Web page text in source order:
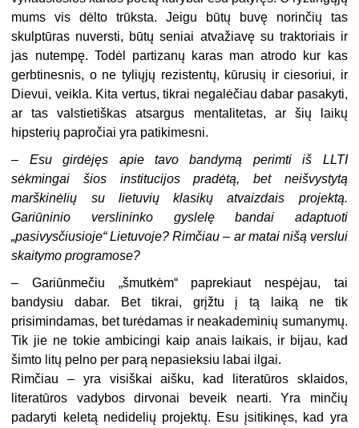
mums vis dėlto trūksta. Jeigu būtų buvę norinčių tas
skulptūras nuversti, būtų seniai atvažiavę su traktoriais ir
jas nutempę. Todėl partizanų karas man atrodo kur kas
gerbtinesnis, o ne tyliųjų rezistentų, kūrusių ir ciesoriui, ir
Dievui, veikla. Kita vertus, tikrai negalėčiau dabar pasakyti,
ar tas valstietiškas atsargus mentalitetas, ar šių laikų
hipsterių papročiai yra patikimesni.
– Esu girdėjęs apie tavo bandymą perimti iš LLTI
sėkmingai šios institucijos pradėtą, bet neišvystytą
marškinėlių su lietuvių klasikų atvaizdais projektą.
Gariūninio verslininko gyslelę bandai adaptuoti
„pasivysčiusioje“ Lietuvoje? Rimčiau – ar matai nišą verslui
skaitymo programose?
– Gariūnmečiu „šmutkėm“ paprekiaut nespėjau, tai
bandysiu dabar. Bet tikrai, grįžtu į tą laiką ne tik
prisimindamas, bet turėdamas ir neakademinių sumanymų.
Tik jie ne tokie ambicingi kaip anais laikais, ir bijau, kad
šimto litų pelno per parą nepasieksiu labai ilgai.
Rimčiau – yra visiškai aišku, kad literatūros sklaidos,
literatūros vadybos dirvonai beveik nearti. Yra minčių
padaryti keletą nedidelių projektų. Esu įsitikinęs, kad yra